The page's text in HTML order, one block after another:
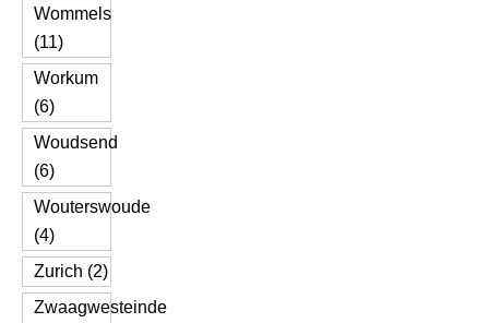
Wommels
(11)
Workum
(6)
Woudsend
(6)
Wouterswoude
(4)
Zurich (2)
Zwaagwesteinde